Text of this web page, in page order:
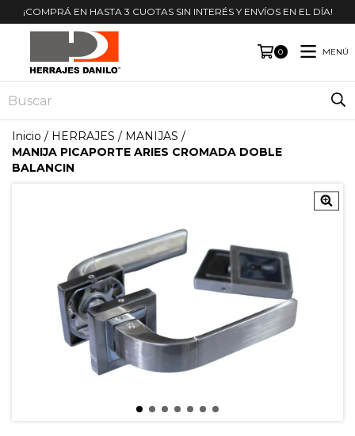
¡COMPRÁ EN HASTA 3 CUOTAS SIN INTERÉS Y ENVÍOS EN EL DÍA!
0 MENÚ
Inicio / HERRAJES / MANIJAS /
MANIJA PICAPORTE ARIES CROMADA DOBLE
BALANCIN